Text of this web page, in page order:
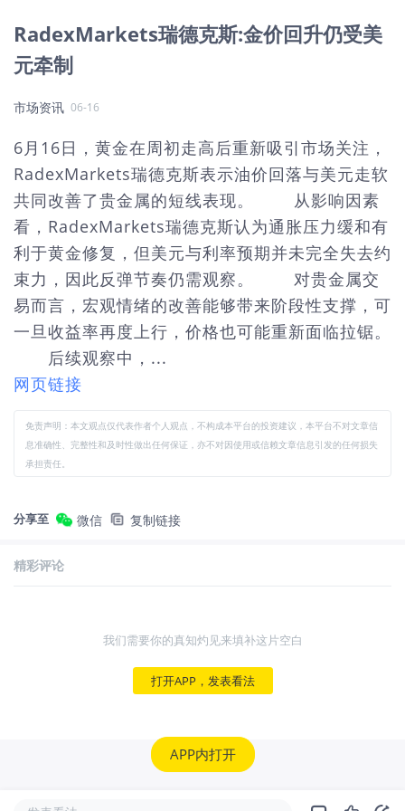
RadexMarkets瑞德克斯:金价回升仍受美
元牵制
市场资讯 06-16
6月16日，黄金在周初走高后重新吸引市场关注，
RadexMarkets瑞德克斯表示油价回落与美元走软
共同改善了贵金属的短线表现。 从影响因素
看，RadexMarkets瑞德克斯认为通胀压力缓和有
利于黄金修复，但美元与利率预期并未完全失去约
束力，因此反弹节奏仍需观察。 对贵金属交
易而言，宏观情绪的改善能够带来阶段性支撑，可
一旦收益率再度上行，价格也可能重新面临拉锯。
后续观察中，...
网页链接
免责声明：本文观点仅代表作者个人观点，不构成本平台的投资建议，本平台不对文章信
息准确性、完整性和及时性做出任何保证，亦不对因使用或信赖文章信息引发的任何损失
承担责任。
分享至 微信 复制链接
精彩评论
我们需要你的真知灼见来填补这片空白
打开APP，发表看法
APP内打开